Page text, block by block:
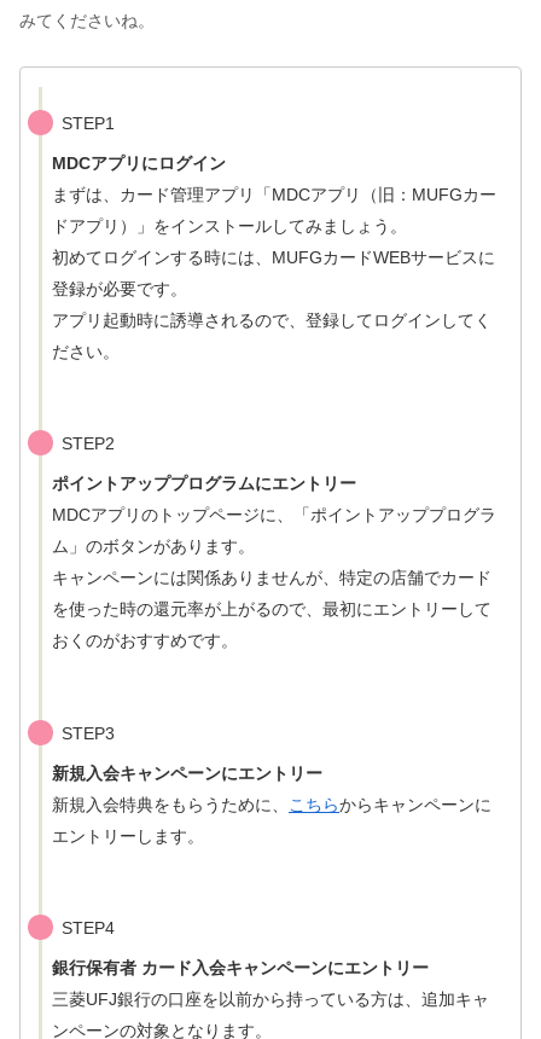
みてくださいね。
STEP1
MDCアプリにログイン
まずは、カード管理アプリ「MDCアプリ（旧：MUFGカー
ドアプリ）」をインストールしてみましょう。
初めてログインする時には、MUFGカードWEBサービスに
登録が必要です。
アプリ起動時に誘導されるので、登録してログインしてく
ださい。
STEP2
ポイントアッププログラムにエントリー
MDCアプリのトップページに、「ポイントアッププログラ
ム」のボタンがあります。
キャンペーンには関係ありませんが、特定の店舗でカード
を使った時の還元率が上がるので、最初にエントリーして
おくのがおすすめです。
STEP3
新規入会キャンペーンにエントリー
新規入会特典をもらうために、
こちらからキャンペーンに
エントリーします。
STEP4
銀行保有者 カード入会キャンペーンにエントリー
三菱UFJ銀行の口座を以前から持っている方は、追加キャ
ンペーンの対象となります。